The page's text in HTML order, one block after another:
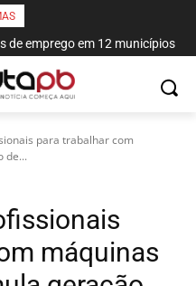
de emprego em 12 municípios
para trabalhar com
de...
máquinas